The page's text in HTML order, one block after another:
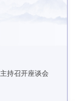
持召开座谈会